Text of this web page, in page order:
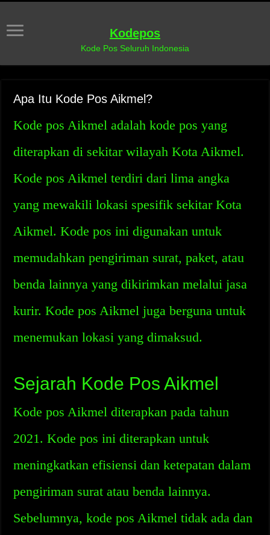
Kodepos
Kode Pos Seluruh Indonesia
Apa Itu Kode Pos Aikmel?
Kode pos Aikmel adalah kode pos yang
diterapkan di sekitar wilayah Kota Aikmel.
Kode pos Aikmel terdiri dari lima angka
yang mewakili lokasi spesifik sekitar Kota
Aikmel. Kode pos ini digunakan untuk
memudahkan pengiriman surat, paket, atau
benda lainnya yang dikirimkan melalui jasa
kurir. Kode pos Aikmel juga berguna untuk
menemukan lokasi yang dimaksud.
Sejarah Kode Pos Aikmel
Kode pos Aikmel diterapkan pada tahun
2021. Kode pos ini diterapkan untuk
meningkatkan efisiensi dan ketepatan dalam
pengiriman surat atau benda lainnya.
Sebelumnya, kode pos Aikmel tidak ada dan